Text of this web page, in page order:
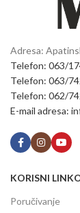
Adresa:
Telefon: 063/
Telefon: 063/
Telefon: 062/
E-mail adresa:
KORISNI
Poručivanje